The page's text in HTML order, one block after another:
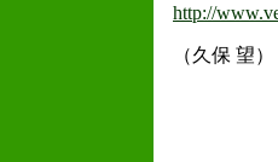
http://
（久保 望）